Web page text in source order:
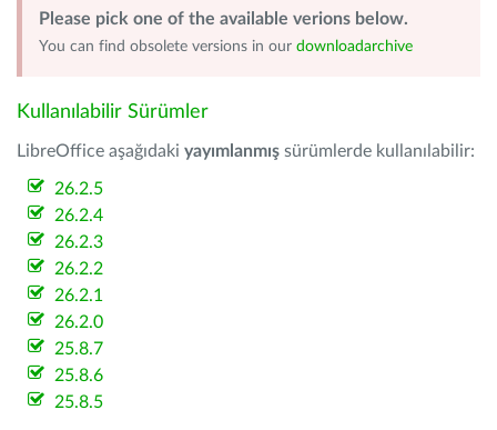
Please pick one of the available verions below.
You can find obsolete versions in our downloadarchive
Kullanılabilir Sürümler
LibreOffice aşağıdaki yayımlanmış sürümlerde kullanılabilir:
26.2.5
26.2.4
26.2.3
26.2.2
26.2.1
26.2.0
25.8.7
25.8.6
25.8.5